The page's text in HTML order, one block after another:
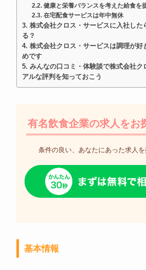
健康と栄養バランスを考えた給食を
在宅配食サービスは年中無休
株式会社クロス・サービスに入社した
る？
株式会社クロス・サービスは調理が好
めです
みんなの口コミ・体験談で株式会社ク
アルな評判を知っておこう
有名飲食企業の求人をお
条件の良い、あなたにあった求人
基本情報